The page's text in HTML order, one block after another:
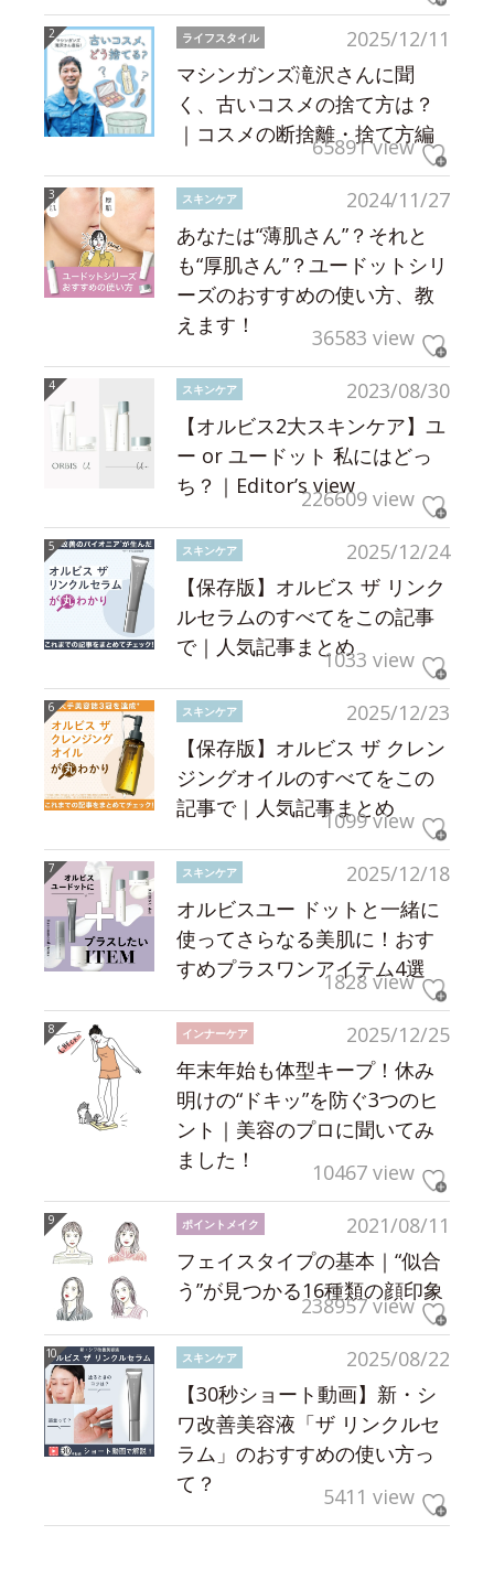
2025/12/11
ライフスタイル
マシンガンズ滝沢さんに聞
く、古いコスメの捨て方は？
｜コスメの断捨離・捨て方編
65891 view
2024/11/27
スキンケア
あなたは“薄肌さん”？それと
も“厚肌さん”？ユードットシリ
ーズのおすすめの使い方、教
えます！
36583 view
2023/08/30
スキンケア
【オルビス2大スキンケア】ユ
ー or ユードット 私にはどっ
ち？｜Editor’s view226609 view
2025/12/24
スキンケア
【保存版】オルビス ザ リンク
ルセラムのすべてをこの記事
で｜人気記事まとめ1033 view
2025/12/23
スキンケア
【保存版】オルビス ザ クレン
ジングオイルのすべてをこの
記事で｜人気記事まとめ
1099 view
2025/12/18
スキンケア
オルビスユー ドットと一緒に
使ってさらなる美肌に！おす
すめプラスワンアイテム4選
1828 view
2025/12/25
インナーケア
年末年始も体型キープ！休み
明けの“ドキッ”を防ぐ3つのヒ
ント｜美容のプロに聞いてみ
ました！
10467 view
2021/08/11
ポイントメイク
フェイスタイプの基本｜“似合
う”が見つかる16種類の顔印象
238957 view
2025/08/22
スキンケア
【30秒ショート動画】新・シ
ワ改善美容液「ザ リンクルセ
ラム」のおすすめの使い方っ
て？
5411 view